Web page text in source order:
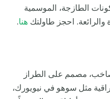
الطازجة، الموسمية
والرائعة. احجز طاولتك هنا.
مصمم على الطراز
مثل سوهو في نيويورك،